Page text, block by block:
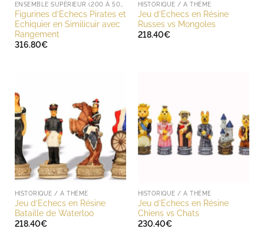
Figurines d’Echecs Pirates et
Echiquier en Similicuir avec
Rangement
316.80€
HISTORIQUE / A THÈME
Jeu d’Echecs en Résine
Russes vs Mongoles
218.40€
HISTORIQUE / A THÈME
Jeu d’Echecs en Résine
Bataille de Waterloo
218.40€
HISTORIQUE / A THÈME
Jeu d’Echecs en Résine
Chiens vs Chats
230.40€